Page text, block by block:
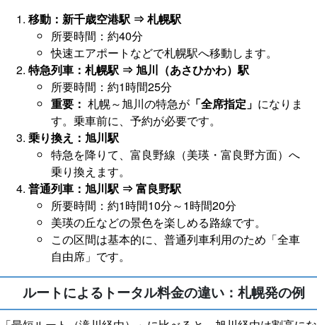
移動：新千歳空港駅 ⇒ 札幌駅
所要時間：約40分
快速エアポートなどで札幌駅へ移動します。
特急列車：札幌駅 ⇒ 旭川（あさひかわ）駅
所要時間：約1時間25分
重要： 札幌～旭川の特急が 「全席指定」 になりま
す。乗車前に、予約が必要です。
乗り換え：旭川駅
特急を降りて、富良野線（美瑛・富良野方面）へ
乗り換えます。
普通列車：旭川駅 ⇒ 富良野駅
所要時間：約1時間10分～1時間20分
美瑛の丘などの景色を楽しめる路線です。
この区間は基本的に、普通列車利用のため「全車
自由席」です。
ルートによるトータル料金の違い：札幌発の例